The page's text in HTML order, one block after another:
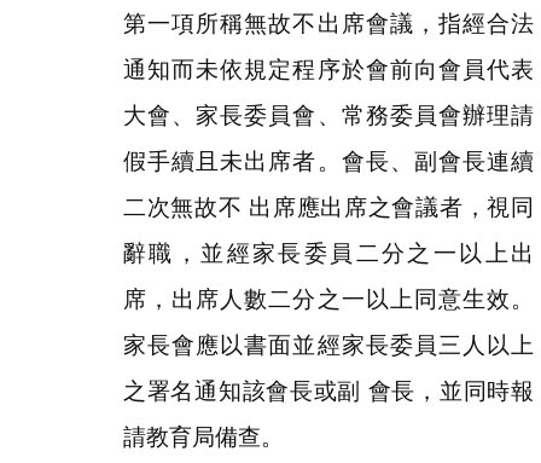
第一項所稱無故不出席會議，指經合法
通知而未依規定程序於會前向會員代表
大會、家長委員會、常務委員會辦理請
假手續且未出席者。會長、副會長連續
二次無故不 出席應出席之會議者，視同
辭職，並經家長委員二分之一以上出
席，出席人數二分之一以上同意生效。
家長會應以書面並經家長委員三人以上
之署名通知該會長或副 會長，並同時報
請教育局備查。